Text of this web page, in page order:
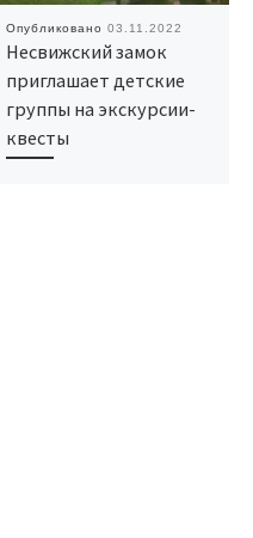
Опубликовано 03.11.2022
Несвижский замок
приглашает детские
группы на экскурсии-
квесты